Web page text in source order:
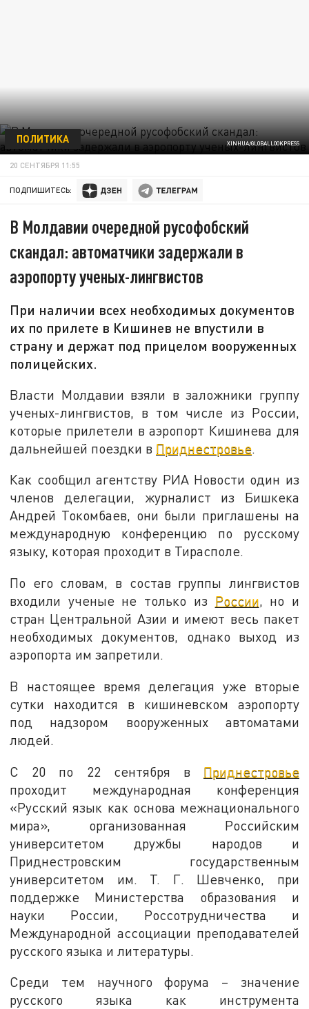
XINHUA/GLOBALLOOKPRESS
ПОЛИТИКА
20 СЕНТЯБРЯ 11:55
ПОДПИШИТЕСЬ:
В Молдавии очередной русофобский
скандал: автоматчики задержали в
аэропорту ученых-лингвистов
При наличии всех необходимых документов
их по прилете в Кишинев не впустили в
страну и держат под прицелом вооруженных
полицейских.
Власти Молдавии взяли в заложники группу
ученых-лингвистов, в том числе из России,
которые прилетели в аэропорт Кишинева для
дальнейшей поездки в Приднестровье.
Как сообщил агентству РИА Новости один из
членов делегации, журналист из Бишкека
Андрей Токомбаев, они были приглашены на
международную конференцию по русскому
языку, которая проходит в Тирасполе.
По его словам, в состав группы лингвистов
входили ученые не только из России, но и
стран Центральной Азии и имеют весь пакет
необходимых документов, однако выход из
аэропорта им запретили.
В настоящее время делегация уже вторые
сутки находится в кишиневском аэропорту
под надзором вооруженных автоматами
людей.
С 20 по 22 сентября в Приднестровье
проходит международная конференция
«Русский язык как основа межнационального
мира», организованная Российским
университетом дружбы народов и
Приднестровским государственным
университетом им. Т. Г. Шевченко, при
поддержке Министерства образования и
науки России, Россотрудничества и
Международной ассоциации преподавателей
русского языка и литературы.
Среди тем научного форума – значение
русского языка как инструмента